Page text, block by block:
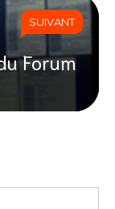
SUIVANT
Forum